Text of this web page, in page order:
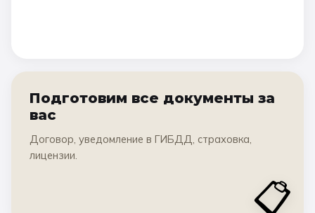
Подготовим все документы за
вас
Договор, уведомление в ГИБДД, страховка,
лицензии.
📋